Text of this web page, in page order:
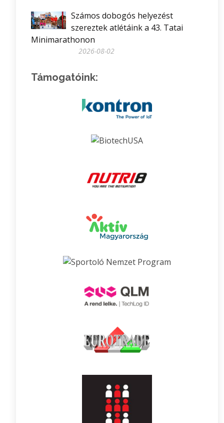
Számos dobogós helyezést
szereztek atlétáink a 43. Tatai
Minimarathonon
2026-08-02
Támogatóink: